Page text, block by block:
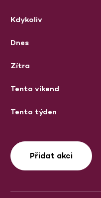
Kdykoliv
Dnes
Zítra
Tento víkend
Tento týden
Přidat akci